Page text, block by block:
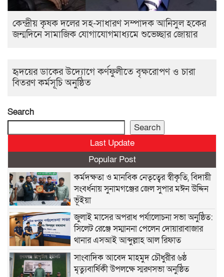
কেন্দ্রীয় কৃষক দলের সহ-সাধারণ সম্পাদক আনিসুল হকের
জন্মদিনে সামাজিক যোগাযোগমাধ্যমে শুভেচ্ছার জোয়ার
হৃদয়ের ডাকের উদ্যোগে কর্ণফুলীতে বৃক্ষরোপণ ও চারা
বিতরণ কর্মসূচি অনুষ্ঠিত
Search
Search
Last Update
Popular Post
কর্মদক্ষতা ও মানবিক নেতৃত্বের স্বীকৃতি, বিদায়ী
সংবর্ধনায় সুনামগঞ্জের জেল সুপার মঈন উদ্দিন
ভূঁইয়া
জুলাই মাসের অপরাধ পর্যালোচনা সভা অনুষ্ঠিত:
সিলেট রেঞ্জে সম্মাননা পেলেন দোয়ারাবাজার
থানার এসআই আব্দুল্লাহ আল রিফাত
সাংবাদিক আবেদ মাহমুদ চৌধুরীর ৬ষ্ঠ
মৃত্যুবার্ষিকী উপলক্ষে স্মরণসভা অনুষ্ঠিত